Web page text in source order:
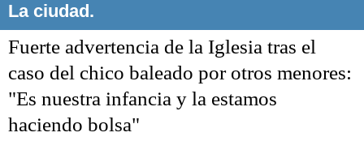
El mundo
Seguridad
Opinión
Escenario Olímpico
La ciudad.
Fuerte advertencia de la Iglesia tras el
caso del chico baleado por otros menores:
"Es nuestra infancia y la estamos
haciendo bolsa"